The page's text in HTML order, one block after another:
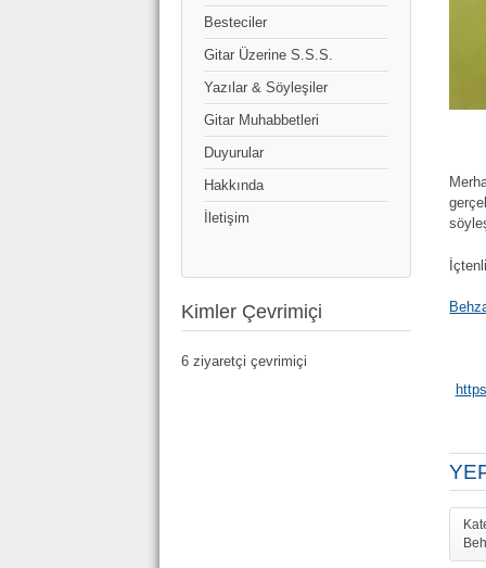
Besteciler
Gitar Üzerine S.S.S.
Yazılar & Söyleşiler
Gitar Muhabbetleri
Duyurular
Hakkında
İletişim
Kimler Çevrimiçi
6 ziyaretçi çevrimiçi